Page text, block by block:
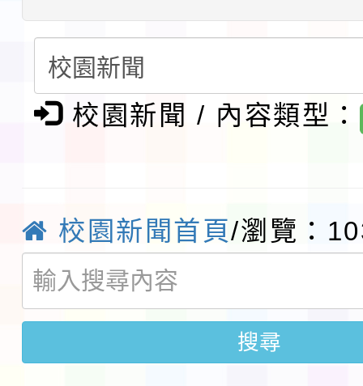
及師生本土語及新住民
實施要點各1份
轉知台灣武術協會檢送
月29日中正盃決賽暨國
術精英錦標賽」
「抗生素聰明用，防疫
動」插畫徵件活動
淨零綠生活教案入校路
115年8月22日(星期六
桃園市孔廟祈福系列
開 智慧啟航」
「2026桃園藝術巡演
轉知國立東華大學辦理
共學行動站」第二階段
教育部校安中心白海豚
校園新聞 / 內容類型：
校園新聞首頁/瀏覽：
搜尋